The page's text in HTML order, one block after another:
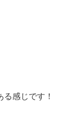
感じです！